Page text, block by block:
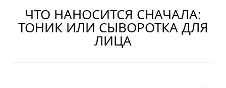
ЧТО НАНОСИТСЯ СНАЧАЛА:
ТОНИК ИЛИ СЫВОРОТКА ДЛЯ
ЛИЦА